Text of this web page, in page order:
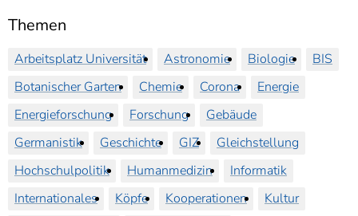
Themen
Arbeitsplatz Universität Astronomie Biologie
BIS
Botanischer Garten
Chemie Corona
Energie
Energieforschung
Forschung
Gebäude
Germanistik
Geschichte GIZ
Gleichstellung
Hochschulpolitik
Humanmedizin
Informatik
Internationales
Köpfe Kooperationen
Kultur